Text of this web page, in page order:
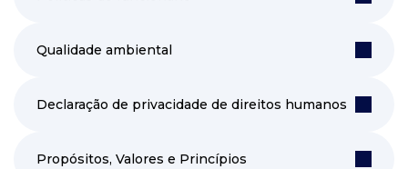
Qualidade ambiental
Declaração de privacidade de direitos humanos
Propósitos, Valores e Princípios